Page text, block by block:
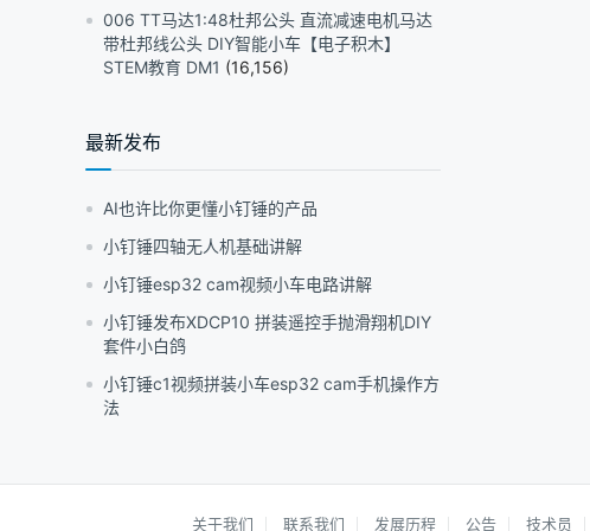
006 TT马达1:48杜邦公头 直流减速电机马达
带杜邦线公头 DIY智能小车【电子积木】
STEM教育 DM1 (16,156)
最新发布
AI也许比你更懂小钉锤的产品
小钉锤四轴无人机基础讲解
小钉锤esp32 cam视频小车电路讲解
小钉锤发布XDCP10 拼装遥控手抛滑翔机DIY
套件小白鸽
小钉锤c1视频拼装小车esp32 cam手机操作方
法
关于我们 联系我们 发展历程 公告 技术员